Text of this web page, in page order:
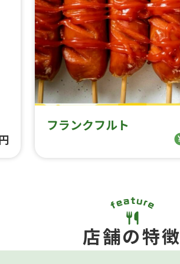
フランクフルト
店舗の特徴